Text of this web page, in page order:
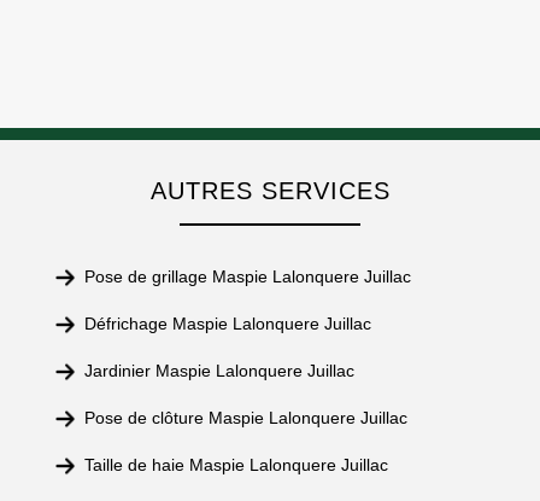
AUTRES SERVICES
Pose de grillage Maspie Lalonquere Juillac
Défrichage Maspie Lalonquere Juillac
Jardinier Maspie Lalonquere Juillac
Pose de clôture Maspie Lalonquere Juillac
Taille de haie Maspie Lalonquere Juillac